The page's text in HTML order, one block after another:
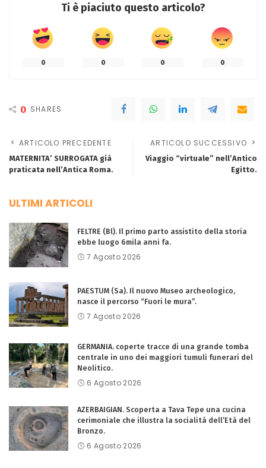
Ti è piaciuto questo articolo?
0 0 0 0
0 SHARES
ARTICOLO PRECEDENTE
MATERNITA’ SURROGATA già
praticata nell’Antica Roma.
ARTICOLO SUCCESSIVO
Viaggio “virtuale” nell’Antico
Egitto.
ULTIMI ARTICOLI
FELTRE (Bl). Il primo parto assistito della storia
ebbe luogo 6mila anni fa.
7 Agosto 2026
PAESTUM (Sa). Il nuovo Museo archeologico,
nasce il percorso “Fuori le mura”.
7 Agosto 2026
GERMANIA. coperte tracce di una grande tomba
centrale in uno dei maggiori tumuli funerari del
Neolitico.
6 Agosto 2026
AZERBAIGIAN. Scoperta a Tava Tepe una cucina
cerimoniale che illustra la socialità dell’Età del
Bronzo.
6 Agosto 2026